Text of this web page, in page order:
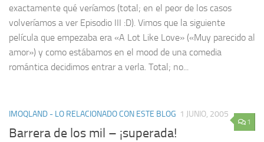
exactamente qué veríamos (total; en el peor de los casos
volveríamos a ver Episodio III :D). Vimos que la siguiente
película que empezaba era «A Lot Like Love» («Muy parecido al
amor») y como estábamos en el mood de una comedia
romántica decidimos entrar a verla. Total; no...
1
IMOQLAND - LO RELACIONADO CON ESTE BLOG 1 JUNIO, 2005
Barrera de los mil – ¡superada!